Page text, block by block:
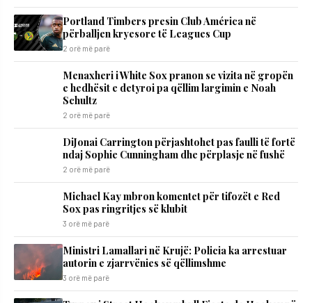
Portland Timbers presin Club América në
përballjen kryesore të Leagues Cup
2 orë më parë
Menaxheri i White Sox pranon se vizita në gropën
e hedhësit e detyroi pa qëllim largimin e Noah
Schultz
2 orë më parë
DiJonai Carrington përjashtohet pas faulli të fortë
ndaj Sophie Cunningham dhe përplasje në fushë
2 orë më parë
Michael Kay mbron komentet për tifozët e Red
Sox pas ringritjes së klubit
3 orë më parë
Ministri Lamallari në Krujë: Policia ka arrestuar
autorin e zjarrvënies së qëllimshme
3 orë më parë